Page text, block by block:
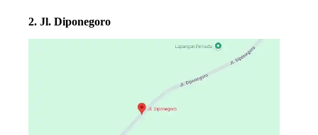
2. Jl. Diponegoro